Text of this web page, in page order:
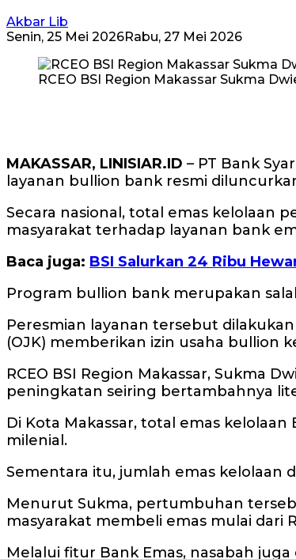
Akbar Lib
Senin, 25 Mei 2026Rabu, 27 Mei 2026
RCEO BSI Region Makassar Sukma
MAKASSAR, LINISIAR.ID – PT Bank
layanan bullion bank resmi
Secara nasional, total emas kelolaan
masyarakat terhadap layanan bank
Baca juga: BSI Salurkan 24 Ribu
Program bullion bank merupakan
Peresmian layanan tersebut
(OJK) memberikan izin usaha bullion
RCEO BSI Region Makassar, Sukma
peningkatan seiring bertambahnya
Di Kota Makassar, total emas
milenial.
Sementara itu, jumlah emas kelolaan
Menurut Sukma, pertumbuhan
masyarakat membeli emas mulai dari
Melalui fitur Bank Emas, nasabah